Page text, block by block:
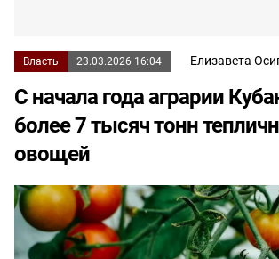
Власть 23.03.2026 16:04 Елизавета
С начала года аграрии
более 7 тысяч тонн
овощей